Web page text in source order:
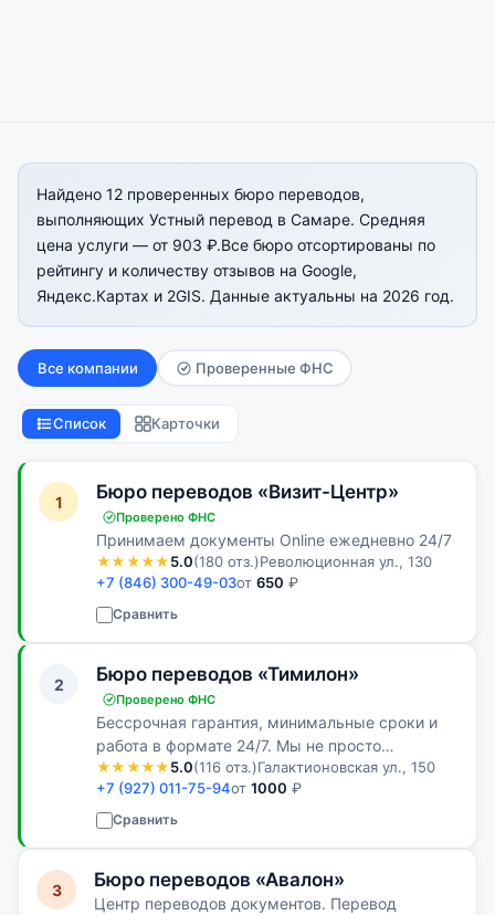
Найдено 12 проверенных бюро переводов,
выполняющих Устный перевод в Самаре. Средняя
цена услуги — от 903 ₽.Все бюро отсортированы по
рейтингу и количеству отзывов на Google,
Яндекс.Картах и 2GIS. Данные актуальны на 2026 год.
Все компании Проверенные ФНС
Список Карточки
1 Бюро переводов «Визит-Центр»
Проверено ФНС
Принимаем документы Online ежедневно 24/7
★★★★★5.0(180 отз.)Революционная ул., 130
+7 (846) 300-49-03от 650 ₽
Сравнить
2 Бюро переводов «Тимилон»
Проверено ФНС
Бессрочная гарантия, минимальные сроки и
работа в формате 24/7. Мы не просто
переводим документы, а решаем ваши задачи.
★★★★★5.0(116 отз.)Галактионовская ул., 150
+7 (927) 011-75-94от 1000 ₽
Сравнить
3 Бюро переводов «Авалон»
Центр переводов документов. Перевод